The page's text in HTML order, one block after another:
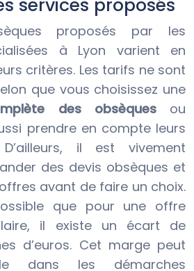
services proposés
proposés par les
à Lyon varient en
critères. Les tarifs ne sont
que vous choisissez une
des obsèquesou
prendre en compte leurs
il est vivement
des devis obsèques et
avant de faire un choix.
que pour une offre
il existe un écart de
d’euros. Cet marge peut
dans les démarches